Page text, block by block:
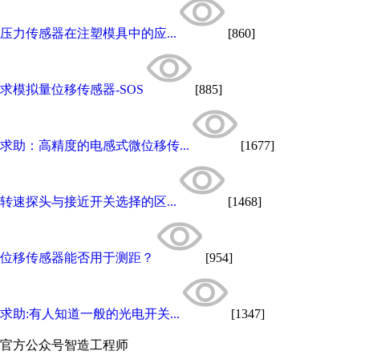
压力传感器在注塑模具中的应... [860]
求模拟量位移传感器-SOS [885]
求助：高精度的电感式微位移传... [1677]
转速探头与接近开关选择的区... [1468]
位移传感器能否用于测距？ [954]
求助:有人知道一般的光电开关... [1347]
官方公众号智造工程师